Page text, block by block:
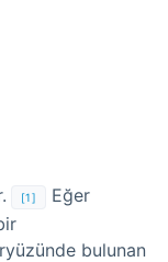
[1]
Eğer
bulunan